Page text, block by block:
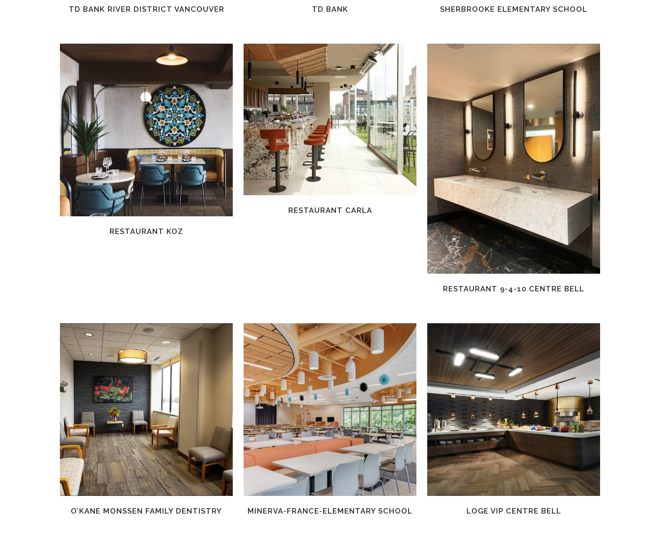
TD BANK RIVER DISTRICT VANCOUVER TD BANK SHERBROOKE ELEMENTARY SCHOOL
EN SAVOIR PLUS
RESTAURANT KOZ
EN SAVOIR PLUS
RESTAURANT CARLA
EN SAVOIR PLUS
RESTAURANT 9-4-10 CENTRE BELL
EN SAVOIR PLUS
O’KANE MONSSEN FAMILY DENTISTRY
EN SAVOIR PLUS
MINERVA-FRANCE-ELEMENTARY SCHOOL
EN SAVOIR PLUS
LOGE VIP CENTRE BELL